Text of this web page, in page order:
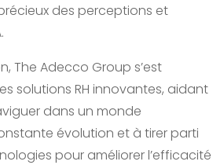
des perceptions et
The Adecco Group s’est
solutions RH innovantes, aidant
dans un monde
évolution et à tirer parti
pour améliorer l’efficacité